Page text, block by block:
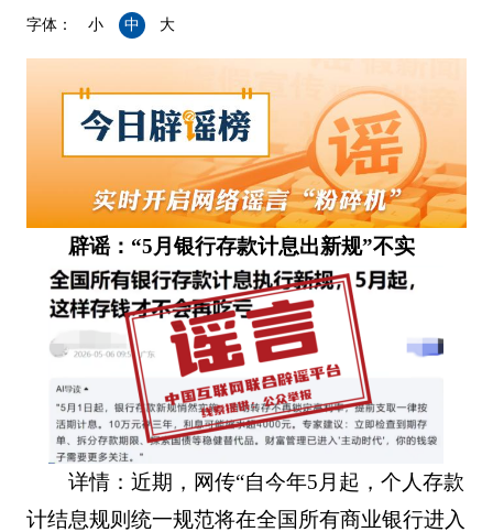
字体： 小 中 大
辟谣：“5月银行存款计息出新规”不实
详情：近期，网传“自今年5月起，个人存款
计结息规则统一规范将在全国所有商业银行进入